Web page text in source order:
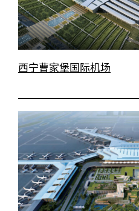
西宁曹家堡国际机场